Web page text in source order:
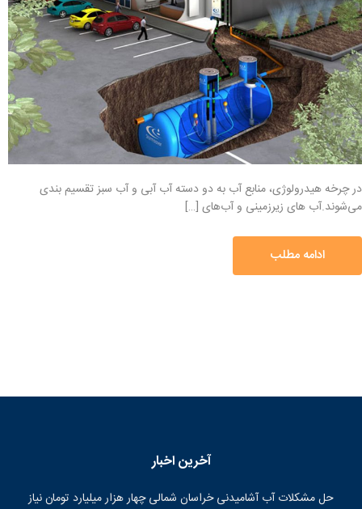
در چرخه هیدرولوژی، منابع آب به دو دسته آب آبی و آب سبز تقسیم بندی
می‌شوند.آب های زیرزمینی و آب‌های […]
ادامه مطلب
آخرین اخبار
حل مشکلات آب آشامیدنی خراسان شمالی چهار هزار میلیارد تومان نیاز